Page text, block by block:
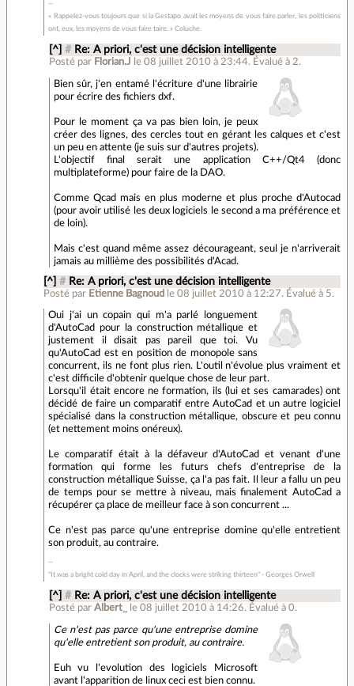
« Rappelez-vous toujours que si la Gestapo avait les moyens de vous faire parler, les politiciens
ont, eux, les moyens de vous faire taire. » Coluche
[^] # Re: A priori, c'est une décision intelligente
Posté par Florian.J le 08 juillet 2010 à 23:44. Évalué à 2.
Bien sûr, j'en entamé l'écriture d'une librairie
pour écrire des fichiers dxf.
Pour le moment ça va pas bien loin, je peux
créer des lignes, des cercles tout en gérant les calques et c'est
un peu en attente (je suis sur d'autres projets).
L'objectif final serait une application C++/Qt4 (donc
multiplateforme) pour faire de la DAO.
Comme Qcad mais en plus moderne et plus proche d'Autocad
(pour avoir utilisé les deux logiciels le second a ma préférence et
de loin).
Mais c'est quand même assez décourageant, seul je n'arriverait
jamais au millième des possibilités d'Acad.
[^] # Re: A priori, c'est une décision intelligente
Posté par Etienne Bagnoud le 08 juillet 2010 à 12:27. Évalué à 5.
Oui j'ai un copain qui m'a parlé longuement
d'AutoCad pour la construction métallique et
justement il disait pas pareil que toi. Vu
qu'AutoCad est en position de monopole sans
concurrent, ils ne font plus rien. L'outil n'évolue plus vraiment et
c'est difficile d'obtenir quelque chose de leur part.
Lorsqu'il était encore ne formation, ils (lui et ses camarades) ont
décidé de faire un comparatif entre AutoCad et un autre logiciel
spécialisé dans la construction métallique, obscure et peu connu
(et nettement moins onéreux).
Le comparatif était à la défaveur d'AutoCad et venant d'une
formation qui forme les futurs chefs d'entreprise de la
construction métallique Suisse, ça l'a pas fait. Il leur a fallu un peu
de temps pour se mettre à niveau, mais finalement AutoCad a
récupérer ça place de meilleur face à son concurrent ...
Ce n'est pas parce qu'une entreprise domine qu'elle entretient
son produit, au contraire.
"It was a bright cold day in April, and the clocks were striking thirteen" - Georges Orwell
[^] # Re: A priori, c'est une décision intelligente
Posté par Albert_ le 08 juillet 2010 à 14:26. Évalué à 0.
Ce n'est pas parce qu'une entreprise domine
qu'elle entretient son produit, au contraire.
Euh vu l'evolution des logiciels Microsoft
avant l'apparition de linux ceci est bien connu.